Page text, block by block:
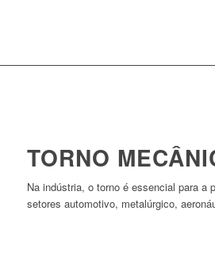
TORNO
Na indústria, o torno é essencial para a
setores automotivo, metalúrgico,